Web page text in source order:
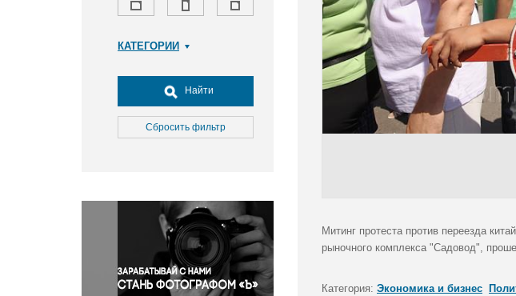
КАТЕГОРИИ
Досуг, туризм и отдых
Культура
Медицина
Окружающая среда
Политика
Правосудие
Происшествия и конфликты
Религия
Найти
Сбросить фильтр
Митинг протеста против переезда
рыночного комплекса "Садовод",
Категория: Экономика и бизнес